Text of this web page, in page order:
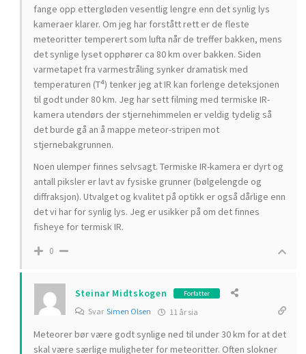
fange opp ettergløden vesentlig lengre enn det synlig lys
kameraer klarer. Om jeg har forstått rett er de fleste
meteoritter temperert som lufta når de treffer bakken, mens
det synlige lyset opphører ca 80 km over bakken. Siden
varmetapet fra varmestråling synker dramatisk med
temperaturen (T⁴) tenker jeg at IR kan forlenge deteksjonen
til godt under 80 km. Jeg har sett filming med termiske IR-
kamera utendørs der stjernehimmelen er veldig tydelig så
det burde gå an å mappe meteor-stripen mot
stjernebakgrunnen.
Noen ulemper finnes selvsagt. Termiske IR-kamera er dyrt og
antall piksler er lavt av fysiske grunner (bølgelengde og
diffraksjon). Utvalget og kvalitet på optikk er også dårlige enn
det vi har for synlig lys. Jeg er usikker på om det finnes
fisheye for termisk IR.
0
Steinar Midtskogen Forfatter
Svar Simen Olsen 11 år sia
Meteorer bør være godt synlige ned til under 30 km for at det
skal være særlige muligheter for meteoritter. Often slokner